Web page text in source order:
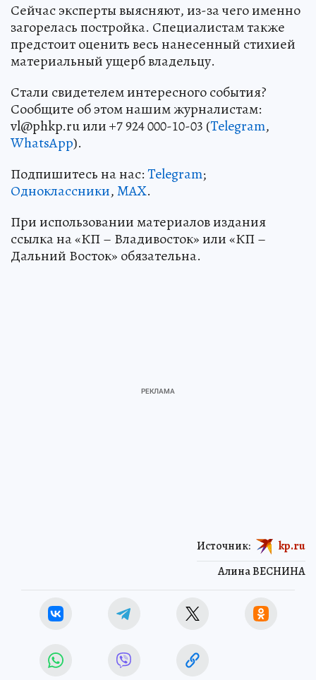
Сейчас эксперты выясняют, из-за чего именно
загорелась постройка. Специалистам также
предстоит оценить весь нанесенный стихией
материальный ущерб владельцу.
Стали свидетелем интересного события?
Сообщите об этом нашим журналистам:
vl@phkp.ru или +7 924 000-10-03 (Telegram,
WhatsApp).
Подпишитесь на нас:Telegram;
Одноклассники,MAX.
При использовании материалов издания
ссылка на «КП – Владивосток» или «КП –
Дальний Восток» обязательна.
Алина ВЕСНИНА
Источник: kp.ru